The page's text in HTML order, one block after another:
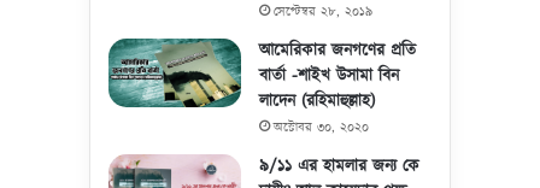
সেপ্টেম্বর ২৮, ২০১৯
আমেরিকার জনগণের প্রতি
বার্তা -শাইখ উসামা বিন
লাদেন (রহিমাহুল্লাহ)
অক্টোবর ৩০, ২০২০
৯/১১ এর হামলার জন্য কে